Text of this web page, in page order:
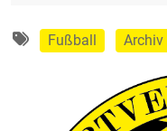
Fußball Archiv